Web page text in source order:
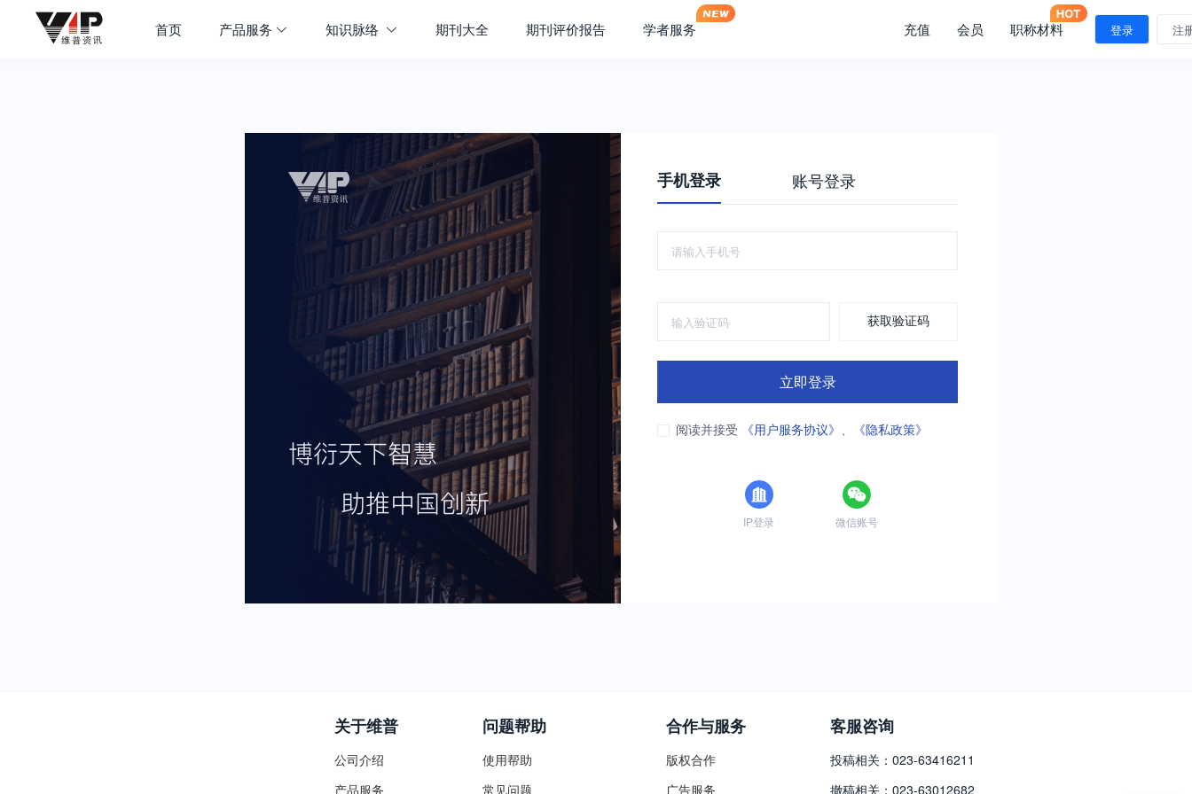
首页 产品服务 知识脉络 期刊大全 期刊评价报告 学者服务 充值 会员 职称材料 登录 注
手机登录 账号登录
获取验证码
立即登录
阅读并接受 《用户服务协议》 、 《隐私政策》
IP登录 微信账号
关于维普
公司介绍
产品服务
问题帮助
使用帮助
常见问题
合作与服务
版权合作
广告服务
客服咨询
投稿相关：023-63416211
撤稿相关：023-63012682